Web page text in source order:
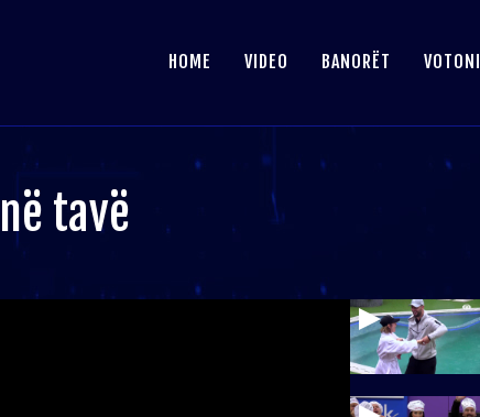
HOME VIDEO BANORËT VOTONI
tavë